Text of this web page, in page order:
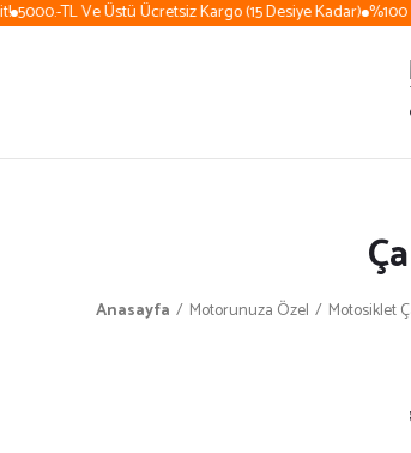
5000.-TL Ve Üstü Ücretsiz Kargo (15 Desiye Kadar) %100
Anasayfa Motorunuza Özel Motosiklet